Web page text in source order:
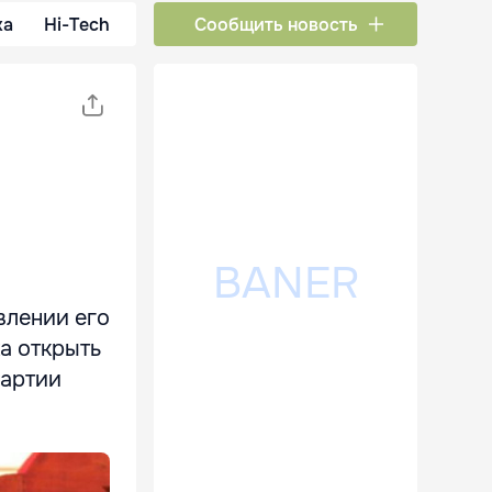
Hi-Tech Сообщить новость
его
открыть